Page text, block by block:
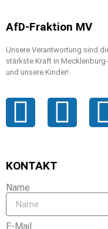
AfD-Fraktion MV
Unsere Verantwortung sind
stärkste Kraft in
und unsere Kinder!
KONTAKT
Name
E-Mail